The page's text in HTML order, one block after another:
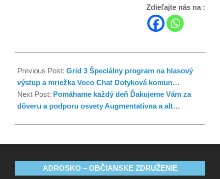
Zdieľajte nás na :
Previous Post: Grid 3 Špeciálny program na hlasový
výstup a mriežka Voco Chat Dotyková komun…
Next Post: Pomáhame každý deň Ďakujeme Vám za
dôveru a podporu osvety Augmentatívna a alt…
ADROSKO – OBČIANSKE ZDRUŽENIE